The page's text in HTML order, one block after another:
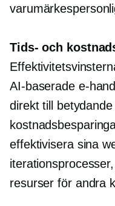
Tids- och
AI-baserade e-
direkt till
effektivisera sina
resurser för andra